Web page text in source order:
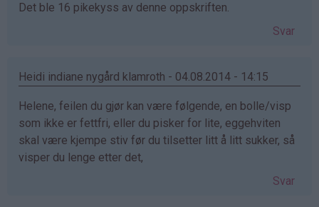
Det ble 16 pikekyss av denne oppskriften.
Svar
Heidi indiane nygård klamroth - 04.08.2014 - 14:15
Helene, feilen du gjør kan være følgende, en bolle/visp
som ikke er fettfri, eller du pisker for lite, eggehviten
skal være kjempe stiv før du tilsetter litt å litt sukker, så
visper du lenge etter det,
Svar